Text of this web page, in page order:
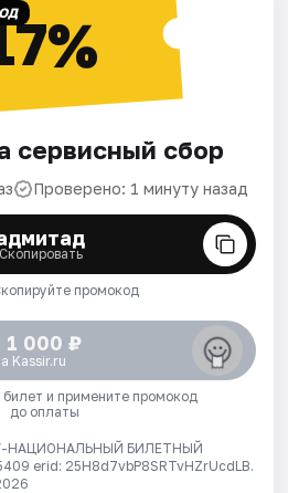
сервисный сбор
Проверено: 1 минуту назад
Скопировать
промокод
1 000 ₽
Kassir.ru
и примените промокод
до оплаты
НАЦИОНАЛЬНЫЙ БИЛЕТНЫЙ
erid: 25H8d7vbP8SRTvHZrUcdLB.